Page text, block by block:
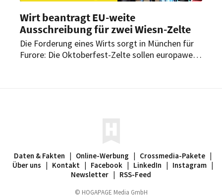
Wirt beantragt EU-weite
Ausschreibung für zwei Wiesn-Zelte
Die Forderung eines Wirts sorgt in München für
Furore: Die Oktoberfest-Zelte sollen europaweit
Daten & Fakten | Online-Werbung | Crossmedia-Pakete |
Über uns | Kontakt | Facebook | LinkedIn | Instagram |
Newsletter | RSS-Feed
© HOGAPAGE Media GmbH